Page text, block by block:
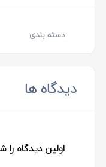
دسته بندی
دیدگاه ها
اولین دیدگاه